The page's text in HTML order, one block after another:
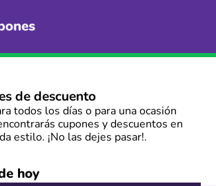
de descuento
todos los días o para una ocasión
cupones y descuentos en
estilo. ¡No las dejes pasar!.
hoy